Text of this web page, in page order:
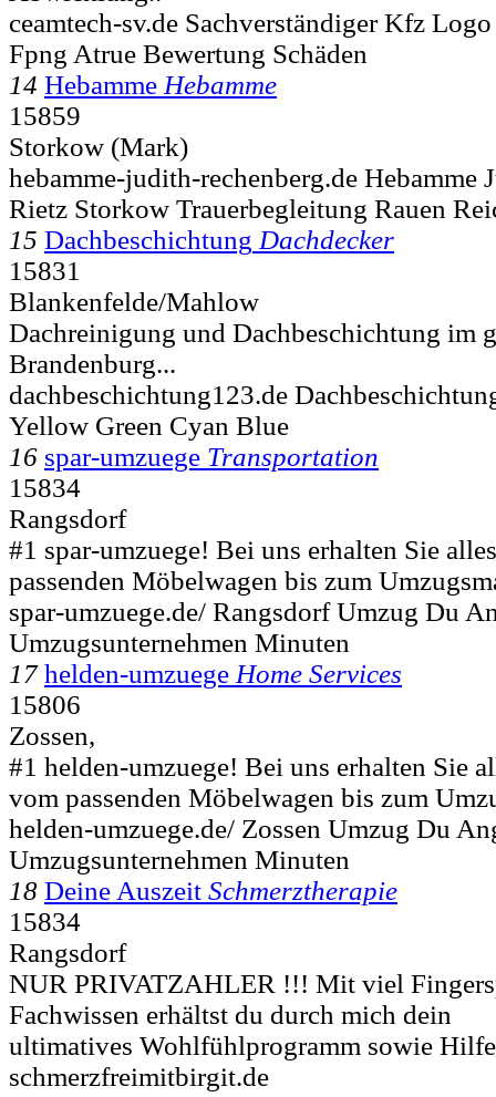
ceamtech-sv.de Sachverständiger Kfz
Fpng Atrue Bewertung Schäden
14 Hebamme Hebamme
15859
Storkow (Mark)
hebamme-judith-rechenberg.de Hebamme
Rietz Storkow Trauerbegleitung Rauen
15 Dachbeschichtung Dachdecker
15831
Blankenfelde/Mahlow
Dachreinigung und Dachbeschichtung im
Brandenburg...
dachbeschichtung123.de
Yellow Green Cyan Blue
16 spar-umzuege Transportation
15834
Rangsdorf
#1 spar-umzuege! Bei uns erhalten Sie
passenden Möbelwagen bis zum
spar-umzuege.de/ Rangsdorf Umzug Du
Umzugsunternehmen Minuten
17 helden-umzuege Home Services
15806
Zossen,
#1 helden-umzuege! Bei uns erhalten Sie
vom passenden Möbelwagen bis zum
helden-umzuege.de/ Zossen Umzug Du
Umzugsunternehmen Minuten
18 Deine Auszeit Schmerztherapie
15834
Rangsdorf
NUR PRIVATZAHLER !!! Mit viel
Fachwissen erhältst du durch mich dein
ultimatives Wohlfühlprogramm sowie
schmerzfreimitbirgit.de